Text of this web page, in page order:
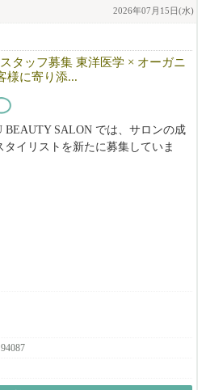
でも展開をしているから、
から、
に活躍の場を移し働き続けている
開ペース！
、2026年も​続々新店開店を予定して
ンルの部分での規定もあります為、
させていただければと思います
中で新たな学びを感じられる職場
2026年07月15日(水)
タッフ募集 東洋医学 × オーガニ
様に寄り添...
BEAUTY SALON では、サロンの成
イリストを新たに募集していま
（同時募集）
）をお持ちの方、または実務経験